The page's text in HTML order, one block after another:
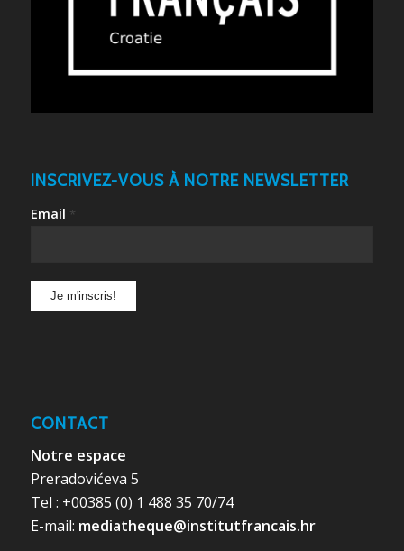
INSCRIVEZ-VOUS À NOTRE NEWSLETTER
Email *
CONTACT
Notre espace
Preradovićeva 5
Tel : +00385 (0) 1 488 35 70/74
E-mail: mediatheque@institutfrancais.hr